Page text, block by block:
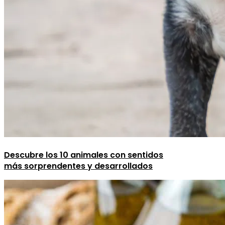
Descubre los 10 animales con sentidos
más sorprendentes y desarrollados